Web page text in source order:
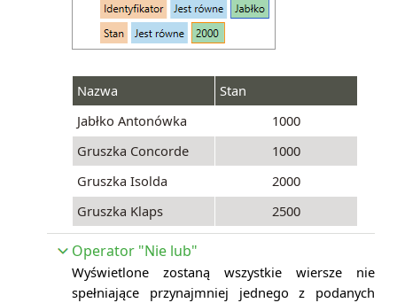
Nazwa
Stan
Jabłko Antonówka
1000
Gruszka Concorde
1000
Gruszka Isolda
2000
Gruszka Klaps
2500
Operator "Nie lub"
Wyświetlone zostaną wszystkie wiersze nie
spełniające przynajmniej jednego z podanych